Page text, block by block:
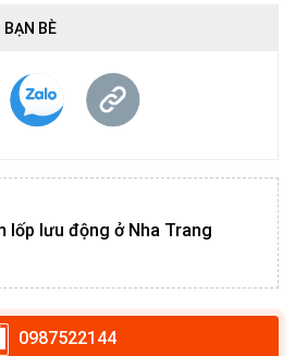
BẠN BÈ
lốp lưu động ở Nha Trang
0987522144